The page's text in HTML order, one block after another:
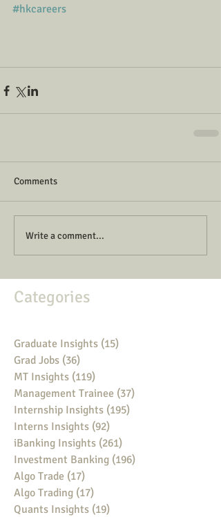
#hkcareers
Comments
Write a comment...
Categories
Graduate Insights (15)
Grad Jobs (36)
MT Insights (119)
Management Trainee (37)
Internship Insights (195)
Interns Insights (92)
iBanking Insights (261)
Investment Banking (196)
Algo Trade (17)
Algo Trading (17)
Quants Insights (19)